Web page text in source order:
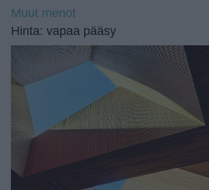
Muut menot
Hinta: vapaa pääsy